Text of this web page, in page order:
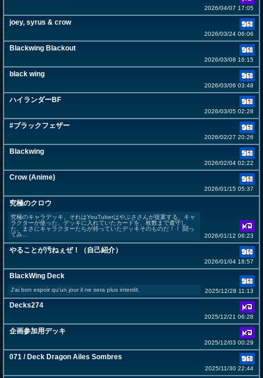
2026/04/07 17:05
joey, syrus & crow
2026/03/24 06:06
Blackwing Blackout
2026/03/08 16:15
black wing
2026/03/06 03:48
ハイランダーBF
2026/03/05 02:28
#ブラックフェザー
2026/02/27 20:26
Blackwing
2026/02/04 02:22
Crow (Anime)
2026/01/15 05:37
究極のクロウ
究極のキャラデッキ。それはYouTuberはやぶささんが提案する、キャ
ラクターが使った、デッキに入れていたカードを、枚数まで遵守し
た、まさにキャラクターたちが持っていたデッキそのものだ！！ 闘っ
てみ...
2026/01/12 06:23
やることが汚ねぇぜ！（自己紹介）
2026/01/04 18:57
BlackWing Deck
J'ai bon espoir qu'un jour il ne sera plus interdit. 2025/12/28 11:13
Decks274
2025/12/21 06:28
企画参加用デッキ
2025/12/03 00:29
071 / Deck Dragon Ailes Sombres
2025/11/30 22:44